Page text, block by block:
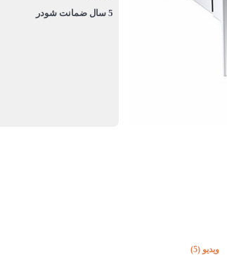
5 سال ضمانت شودر
ویدیو (5)